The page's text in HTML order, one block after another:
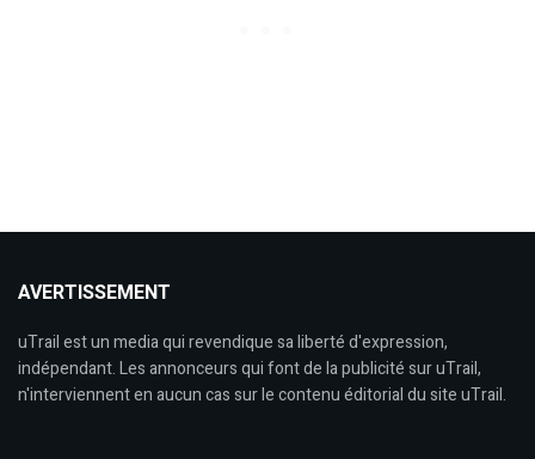
AVERTISSEMENT
uTrail est un media qui revendique sa liberté d'expression,
indépendant. Les annonceurs qui font de la publicité sur uTrail,
n'interviennent en aucun cas sur le contenu éditorial du site uTrail.